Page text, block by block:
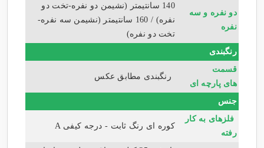
دو نفره و سه
نفره
140 سانتیمتر (نشیمن دو نفره-تخت دو
نفره) / 160 سانتیمتر (نشیمن سه نفره-
تخت دو نفره)
رنگبندی
قسمت
های پارچه ای
رنگبندی مطابق عکس
جنس
فلزهای به کار
رفته
کوره ای رنگ ثابت - درجه کیفی A